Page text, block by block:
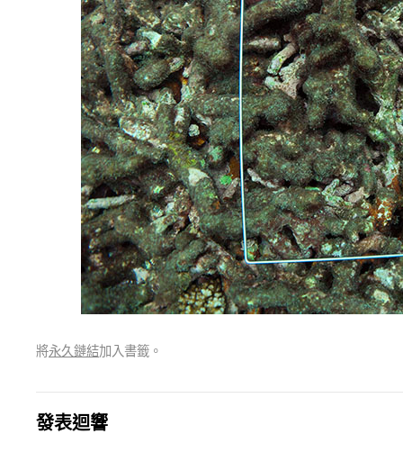
將永久鏈結加入書籤。
發表迴響